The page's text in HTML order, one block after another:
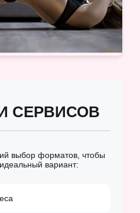
СЕРВИСОВ
выбор форматов, чтобы
вариант: